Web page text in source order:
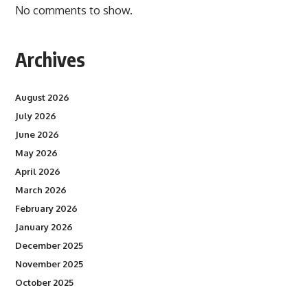
No comments to show.
Archives
August 2026
July 2026
June 2026
May 2026
April 2026
March 2026
February 2026
January 2026
December 2025
November 2025
October 2025